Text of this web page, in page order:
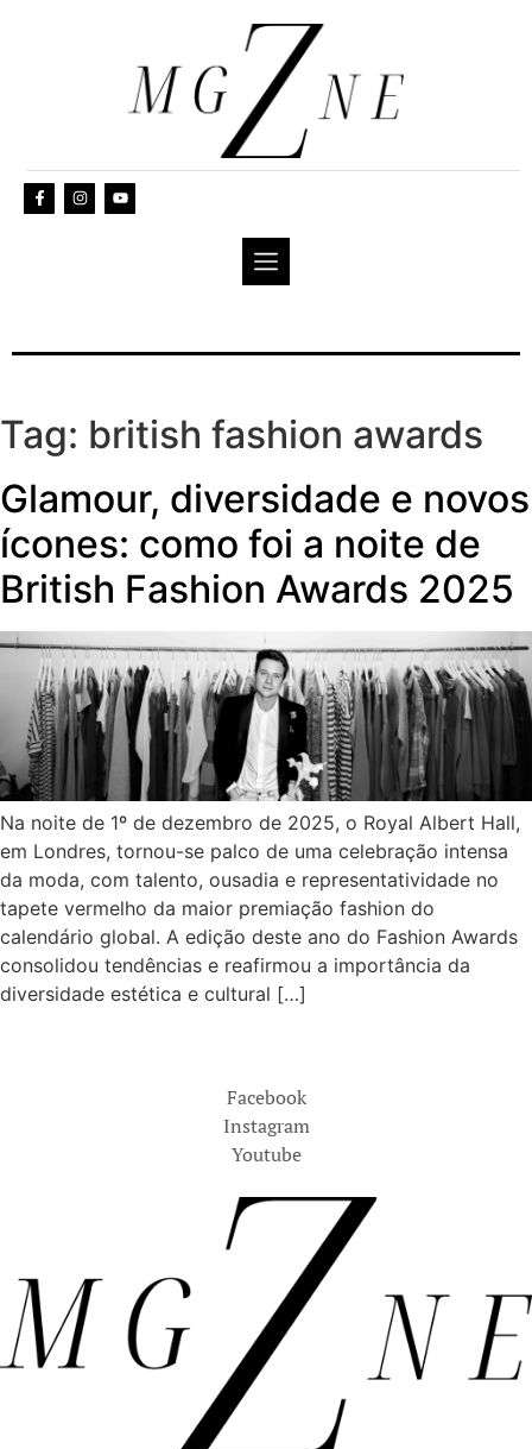
Tag: british fashion awards
Glamour, diversidade e novos
ícones: como foi a noite de
British Fashion Awards 2025
Na noite de 1º de dezembro de 2025, o Royal Albert Hall,
em Londres, tornou-se palco de uma celebração intensa
da moda, com talento, ousadia e representatividade no
tapete vermelho da maior premiação fashion do
calendário global. A edição deste ano do Fashion Awards
consolidou tendências e reafirmou a importância da
diversidade estética e cultural […]
Facebook
Instagram
Youtube